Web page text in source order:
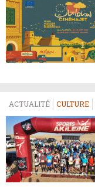
ACTUALITÉ CULTURE